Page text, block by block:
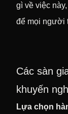
gì về việc
để mọi người
Các sàn
khuyến
Lựa chọn